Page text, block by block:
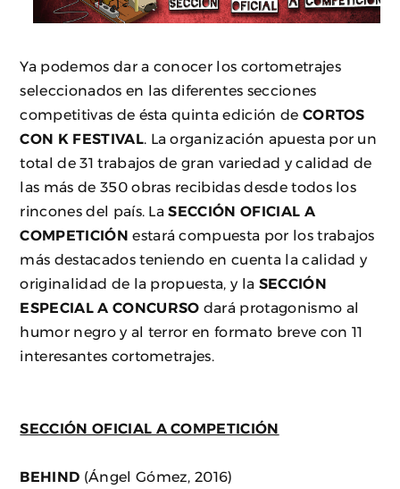
Ya podemos dar a conocer los cortometrajes
seleccionados en las diferentes secciones
competitivas de ésta quinta edición de CORTOS
CON K FESTIVAL. La organización apuesta por un
total de 31 trabajos de gran variedad y calidad de
las más de 350 obras recibidas desde todos los
rincones del país. LaSECCIÓN OFICIAL A
COMPETICIÓN estará compuesta por los trabajos
más destacados teniendo en cuenta la calidad y
originalidad de la propuesta, y la SECCIÓN
ESPECIAL A CONCURSO dará protagonismo al
humor negro y al terror en formato breve con 11
interesantes cortometrajes.
SECCIÓN OFICIAL A COMPETICIÓN
BEHIND (Ángel Gómez, 2016)